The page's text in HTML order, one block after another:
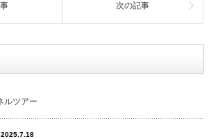
次の記事
ルツアー
2025.7.18